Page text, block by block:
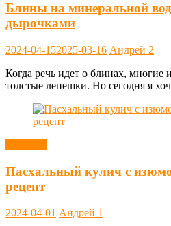
Блины на минеральной
дырочками
2024-04-152025-03-16 Андрей 2
Когда речь идет о блинах, многие
толстые лепешки. Но сегодня я
Пасхальный кулич с
рецепт
2024-04-01 Андрей 1